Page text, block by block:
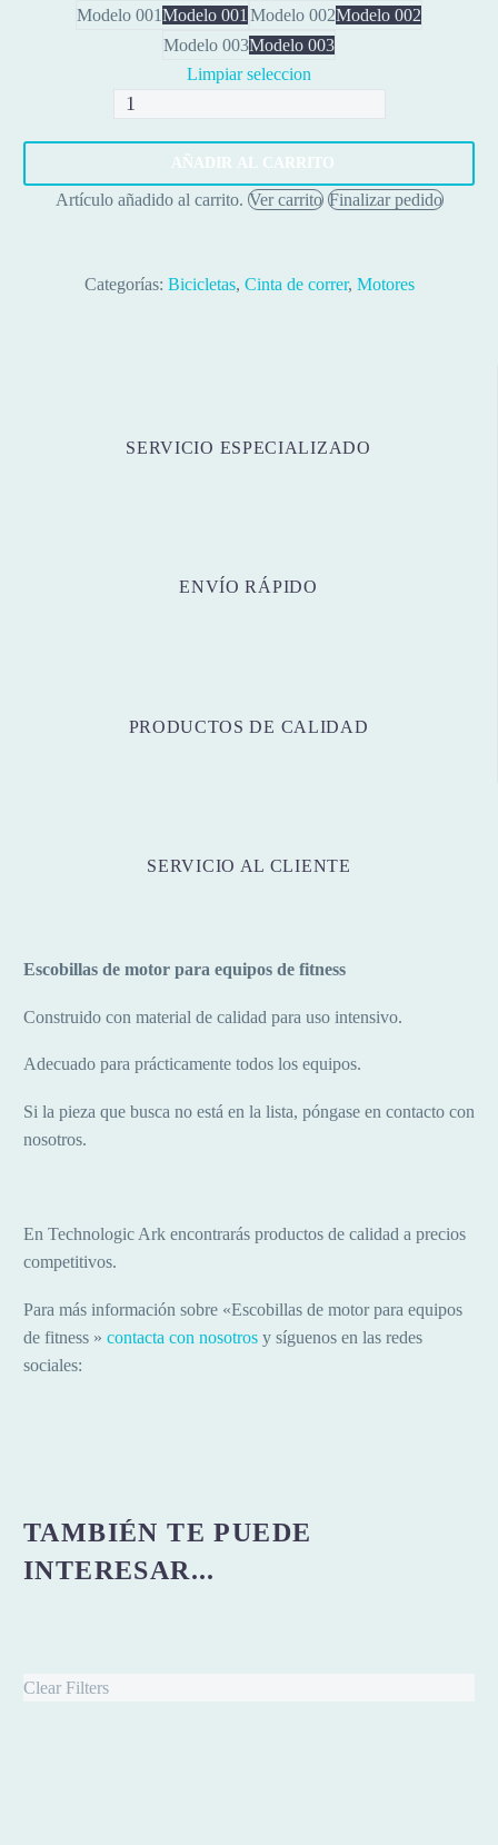
30.00 €
Modelo 001Modelo 001 Modelo 002Modelo 002
Modelo 003Modelo 003
Limpiar seleccion
Escobillas
para
equipos
cantidad
AÑADIR AL CARRITO
Artículo añadido al carrito. Ver carrito Finalizar pedido
Categorías: Bicicletas, Cinta de correr, Motores
SERVICIO ESPECIALIZADO
ENVÍO RÁPIDO
PRODUCTOS DE CALIDAD
SERVICIO AL CLIENTE
Escobillas de motor para equipos de fitness
Construido con material de calidad para uso intensivo.
Adecuado para prácticamente todos los equipos.
Si la pieza que busca no está en la lista, póngase en contacto con
nosotros.
En Technologic Ark encontrarás productos de calidad a precios
competitivos.
Para más información sobre «Escobillas de motor para equipos
de fitness » contacta con nosotros y síguenos en las redes
sociales:
TAMBIÉN TE PUEDE
INTERESAR...
Clear Filters